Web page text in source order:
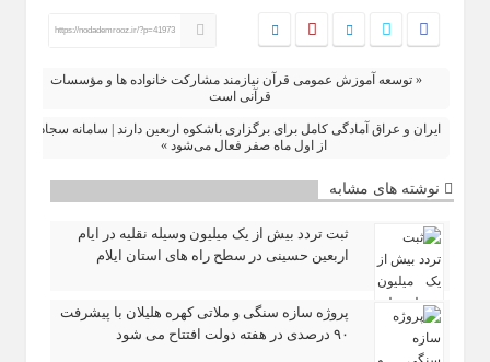
https://nodademrooz.ir/?p=41973
« توسعه آموزش عمومی قرآن نیازمند مشارکت خانواده‌ ها و مؤسسات
قرآنی است
ایران و عراق آمادگی کامل برای برگزاری باشکوه اربعین دارند | سامانه سجاد
از اول ماه صفر فعال می‌شود »
نوشته های مشابه
ثبت تردد بیش از یک میلیون وسیله نقلیه در ایام
اربعین حسینی در سطح راه‌ های استان ایلام
پروژه سازه سنگی و ملاتی کهره هلیلان با پیشرفت
۹۰ درصدی در هفته دولت افتتاح می شود